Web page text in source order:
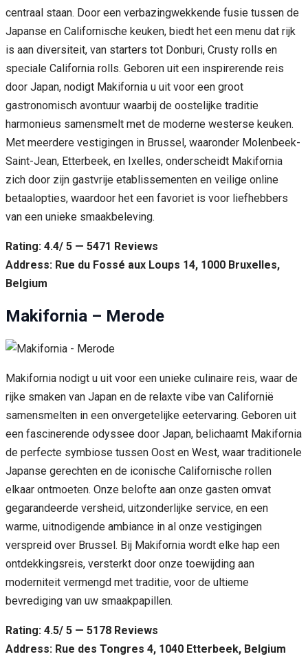
centraal staan. Door een verbazingwekkende fusie tussen de
Japanse en Californische keuken, biedt het een menu dat rijk
is aan diversiteit, van starters tot Donburi, Crusty rolls en
speciale California rolls. Geboren uit een inspirerende reis
door Japan, nodigt Makifornia u uit voor een groot
gastronomisch avontuur waarbij de oostelijke traditie
harmonieus samensmelt met de moderne westerse keuken.
Met meerdere vestigingen in Brussel, waaronder Molenbeek-
Saint-Jean, Etterbeek, en Ixelles, onderscheidt Makifornia
zich door zijn gastvrije etablissementen en veilige online
betaalopties, waardoor het een favoriet is voor liefhebbers
van een unieke smaakbeleving.
Rating: 4.4/ 5 — 5471 Reviews
Address: Rue du Fossé aux Loups 14, 1000 Bruxelles,
Belgium
Makifornia – Merode
Makifornia nodigt u uit voor een unieke culinaire reis, waar de
rijke smaken van Japan en de relaxte vibe van Californië
samensmelten in een onvergetelijke eetervaring. Geboren uit
een fascinerende odyssee door Japan, belichaamt Makifornia
de perfecte symbiose tussen Oost en West, waar traditionele
Japanse gerechten en de iconische Californische rollen
elkaar ontmoeten. Onze belofte aan onze gasten omvat
gegarandeerde versheid, uitzonderlijke service, en een
warme, uitnodigende ambiance in al onze vestigingen
verspreid over Brussel. Bij Makifornia wordt elke hap een
ontdekkingsreis, versterkt door onze toewijding aan
moderniteit vermengd met traditie, voor de ultieme
bevrediging van uw smaakpapillen.
Rating: 4.5/ 5 — 5178 Reviews
Address: Rue des Tongres 4, 1040 Etterbeek, Belgium